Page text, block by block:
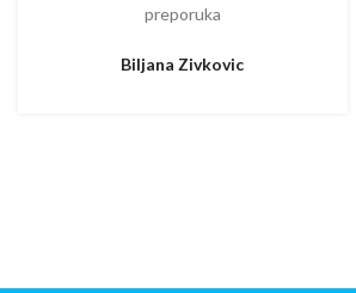
preporuka
Biljana Zivkovic